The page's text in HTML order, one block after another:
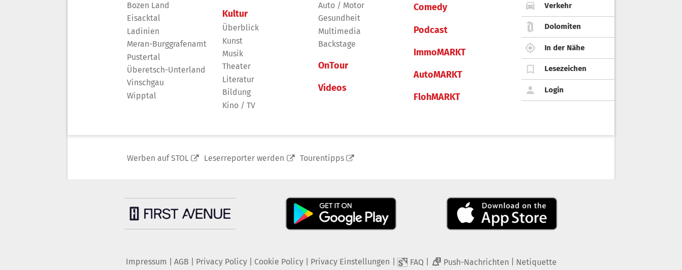
Bozen Land
Eisacktal
Ladinien
Meran-Burggrafenamt
Pustertal
Überetsch-Unterland
Vinschgau
Wipptal
Kultur
Überblick
Kunst
Musik
Theater
Literatur
Bildung
Kino / TV
Auto / Motor
Gesundheit
Multimedia
Backstage
OnTour
Videos
Comedy
Podcast
ImmoMARKT
AutoMARKT
FlohMARKT
Verkehr
Dolomiten
In der Nähe
Lesezeichen
Login
Werben auf STOL Leserreporter werden Tourentipps
Impressum AGB Privacy Policy| Cookie Policy| Privacy Einstellungen FAQ 2 Push-Nachrichten Netiquette